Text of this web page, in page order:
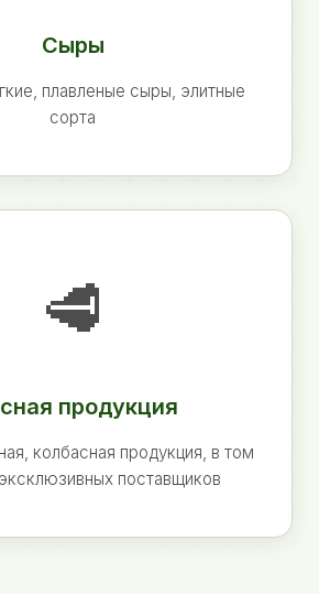
Сыры
плавленые сыры, элитные
сорта
🥩
продукция
колбасная продукция, в том
поставщиков